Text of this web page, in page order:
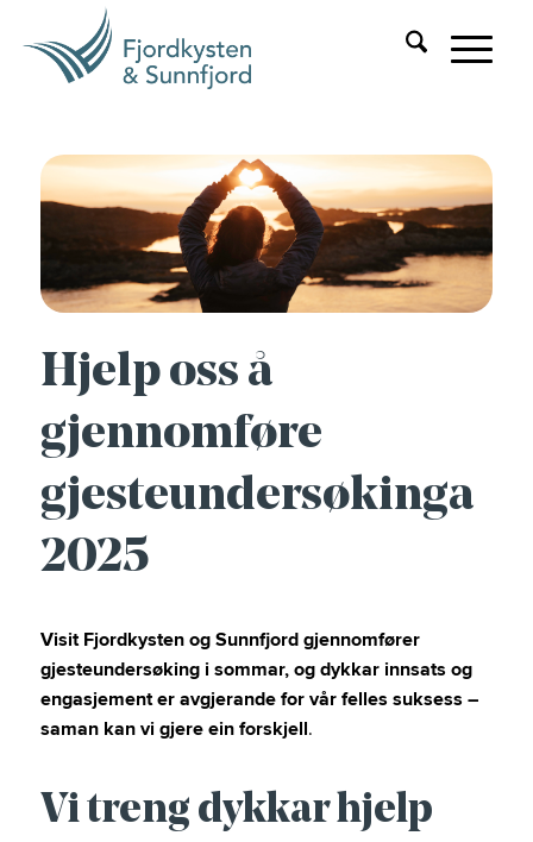
Hjelp oss å
gjennomføre
gjesteundersøkinga
2025
Visit Fjordkysten og Sunnfjord gjennomfører
gjesteundersøking i sommar, og dykkar innsats og
engasjement er avgjerande for vår felles suksess –
saman kan vi gjere ein forskjell.
Vi treng dykkar hjelp